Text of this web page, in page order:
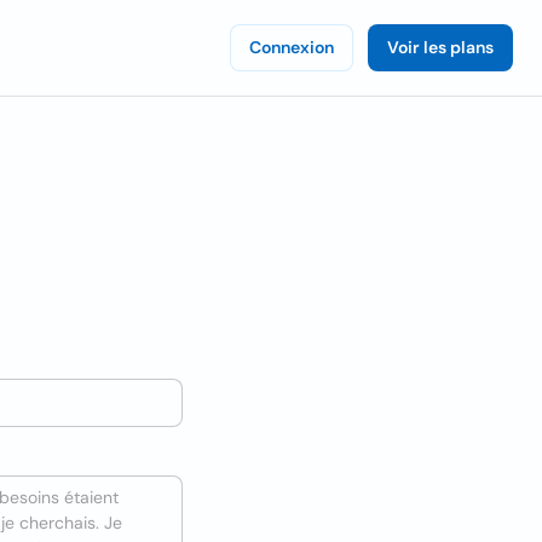
Connexion Voir les plans